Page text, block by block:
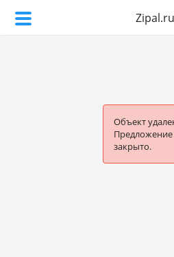
Zipal.ru
Объект
Предложение
закрыто.